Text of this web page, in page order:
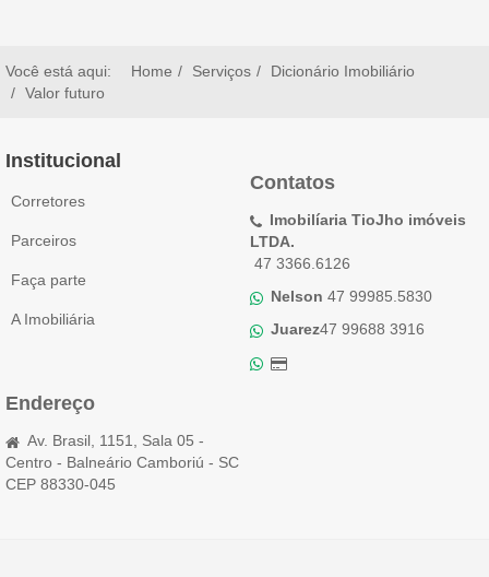
Você está aqui: Home Serviços
Dicionário Imobiliário
Valor futuro
Institucional
Corretores
Parceiros
Faça parte
A Imobiliária
Contatos
Imobilíaria TioJho imóveis
LTDA.
47 3366.6126
Nelson 47 99985.5830
Juarez47 99688 3916
Endereço
Av. Brasil, 1151, Sala 05 -
Centro - Balneário Camboriú - SC
CEP 88330-045